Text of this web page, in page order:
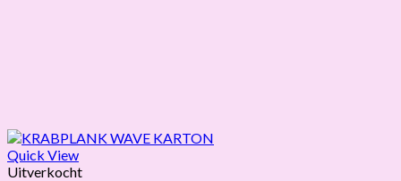
Quick View
Uitverkocht